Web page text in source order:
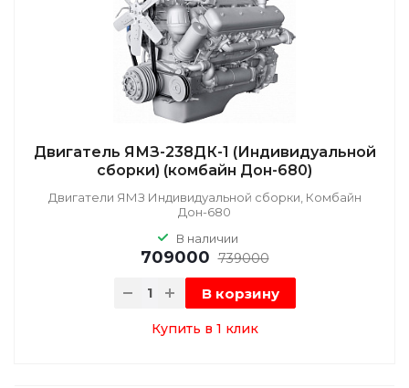
Двигатель ЯМЗ-238ДК-1 (Индивидуальной
сборки) (комбайн Дон-680)
Двигатели ЯМЗ Индивидуальной сборки, Комбайн
Дон-680
В наличии
709000 739000
В корзину
Купить в 1 клик